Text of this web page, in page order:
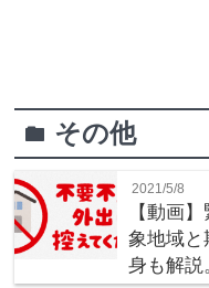
folder その他
2021/5/8
【動画
象地域と
身も解説